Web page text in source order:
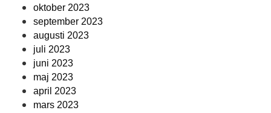
oktober 2023
september 2023
augusti 2023
juli 2023
juni 2023
maj 2023
april 2023
mars 2023